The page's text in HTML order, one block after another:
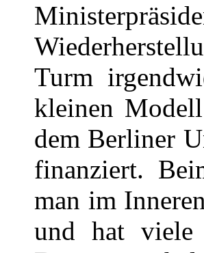
Turm
kleinen
dem Berliner
finanziert.
man im
und hat viele